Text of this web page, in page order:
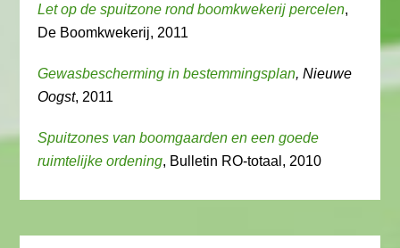
Let op de spuitzone rond boomkwekerij percelen,
De Boomkwekerij, 2011
Gewasbescherming in bestemmingsplan, Nieuwe
Oogst, 2011
Spuitzones van boomgaarden en een goede
ruimtelijke ordening, Bulletin RO-totaal, 2010